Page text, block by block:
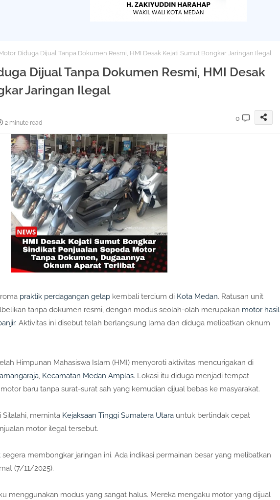
Diduga Dijual Tanpa Dokumen Resmi, HMI Desak Kejati Sumut Bongkar Jaringan Ilegal
Dijual Tanpa Dokumen Resmi, HMI Desak
Jaringan Ilegal
2 minute read
0
praktik perdagangan gelapkembali tercium di Kota Medan. Ratusan unit
tanpa dokumen resmi, dengan modus seolah-olah merupakan motor hasil
. Aktivitas ini disebut telah berlangsung lama dan diduga melibatkan oknum
Himpunan Mahasiswa Islam (HMI) menyoroti aktivitas mencurigakan di
, Kecamatan Medan Amplas. Lokasi itu diduga menjadi tempat
baru tanpa surat-surat sah yang kemudian dijual bebas ke masyarakat.
Silalahi, meminta Kejaksaan Tinggi Sumatera Utarauntuk bertindak cepat
motor ilegal tersebut.
segera membongkar jaringan ini. Ada indikasi permainan besar yang melibatkan
(7/11/2025).
menggunakan modus yang sangat halus. Mereka mengaku motor yang dijual